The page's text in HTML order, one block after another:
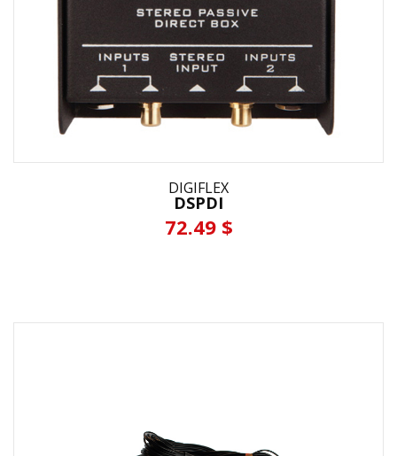
DIGIFLEX
DSPDI
72.49 $